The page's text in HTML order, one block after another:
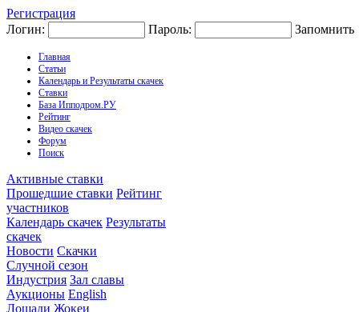
Регистрация
Логин:
Пароль: Запомнить
Главная
Статьи
Календарь и Результаты скачек
Ставки
База Ипподром.РУ
Рейтинг
Видео скачек
Форум
Поиск
Активные ставки
Прошедшие ставки Рейтинг
участников
Календарь скачек Результаты
скачек
Новости Скачки
Случной сезон
Индустрия Зал славы
Аукционы English
Лошади Жокеи